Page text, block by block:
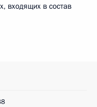
входящих в состав